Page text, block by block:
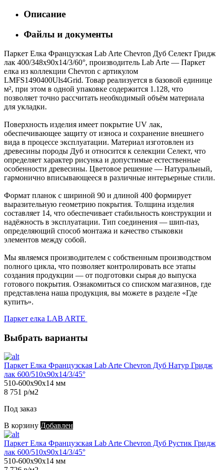
Описание
Файлы и документы
Паркет Елка Французская Lab Arte Chevron Дуб Селект Гридж
лак 400/348х90х14/3/60°, производитель Lab Arte — Паркет
елка из коллекции Chevron с артикулом
LMFS1490400Uls4Grid. Товар реализуется в базовой единице
м², при этом в одной упаковке содержится 1.128, что
позволяет точно рассчитать необходимый объём материала
для укладки.
Поверхность изделия имеет покрытие UV лак,
обеспечивающее защиту от износа и сохранение внешнего
вида в процессе эксплуатации. Материал изготовлен из
древесины породы Дуб и относится к селекции Селект, что
определяет характер рисунка и допустимые естественные
особенности древесины. Цветовое решение — Натуральный,
гармонично вписывающееся в различные интерьерные стили.
Формат планок с шириной 90 и длиной 400 формирует
выразительную геометрию покрытия. Толщина изделия
составляет 14, что обеспечивает стабильность конструкции и
надёжность в эксплуатации. Тип соединения — шип-паз,
определяющий способ монтажа и качество стыковки
элементов между собой.
Мы являемся производителем с собственным производством
полного цикла, что позволяет контролировать все этапы
создания продукции — от подготовки сырья до выпуска
готового покрытия. Ознакомиться со списком магазинов, где
представлена наша продукция, вы можете в разделе «Где
купить».
Паркет елка LAB ARTE
Выбрать варианты
Паркет Елка Французская Lab Arte Chevron Дуб Натур Гридж
лак 600/510х90х14/3/45°
510-600х90х14 мм
8 751 р/м2
Под заказ
В корзину Добавлен
Паркет Елка Французская Lab Arte Chevron Дуб Рустик Гридж
лак 600/510х90х14/3/45°
510-600х90х14 мм